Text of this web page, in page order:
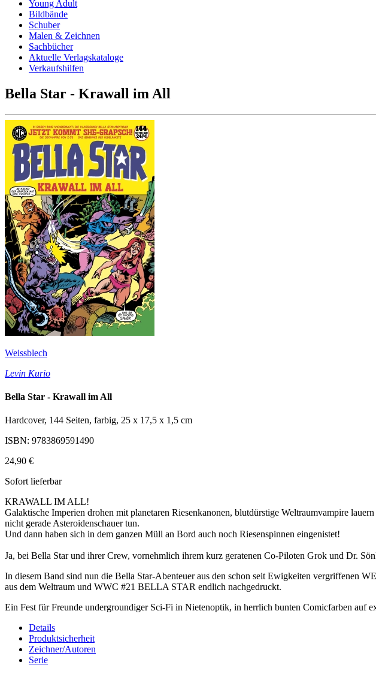
Young Adult
Bildbände
Schuber
Malen & Zeichnen
Sachbücher
Aktuelle Verlagskataloge
Verkaufshilfen
Bella Star - Krawall im All
Weissblech
Levin Kurio
Bella Star - Krawall im All
Hardcover, 144 Seiten, farbig, 25 x 17,5 x 1,5 cm
ISBN: 9783869591490
24,90 €
Sofort lieferbar
KRAWALL IM ALL!
Galaktische Imperien drohen mit planetaren Riesenkanonen, blutdürstige Weltraumvampire
nicht gerade Asteroidenschauer tun.
Und dann haben sich in dem ganzen Müll an Bord auch noch Riesenspinnen eingenistet!
Ja, bei Bella Star und ihrer Crew, vornehmlich ihrem kurz geratenen Co-Piloten Grok und Dr.
In diesem Band sind nun die Bella Star-Abenteuer aus den schon seit Ewigkeiten
aus dem Weltraum und WWC #21 BELLA STAR endlich nachgedruckt.
Ein Fest für Freunde undergroundiger Sci-Fi in Nietenoptik, in herrlich bunten Comicfarben auf
Details
Produktsicherheit
Zeichner/Autoren
Serie